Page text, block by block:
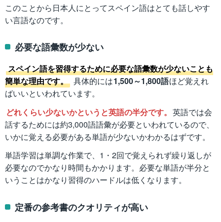
このことから日本人にとってスペイン語はとても話しやす
い言語なのです。
必要な語彙数が少ない
スペイン語を習得するために必要な語彙数が少ないことも
簡単な理由です。 具体的には1,500～1,800語ほど覚えれ
ばいいといわれています。
どれくらい少ないかというと英語の半分です。 英語では会
話するためには約3,000語語彙が必要といわれているので、
いかに覚える必要がある単語が少ないかわかるはずです。
単語学習は単調な作業で、1・2回で覚えられず繰り返しが
必要なのでかなり時間もかかります。必要な単語が半分と
いうことはかなり習得のハードルは低くなります。
定番の参考書のクオリティが高い